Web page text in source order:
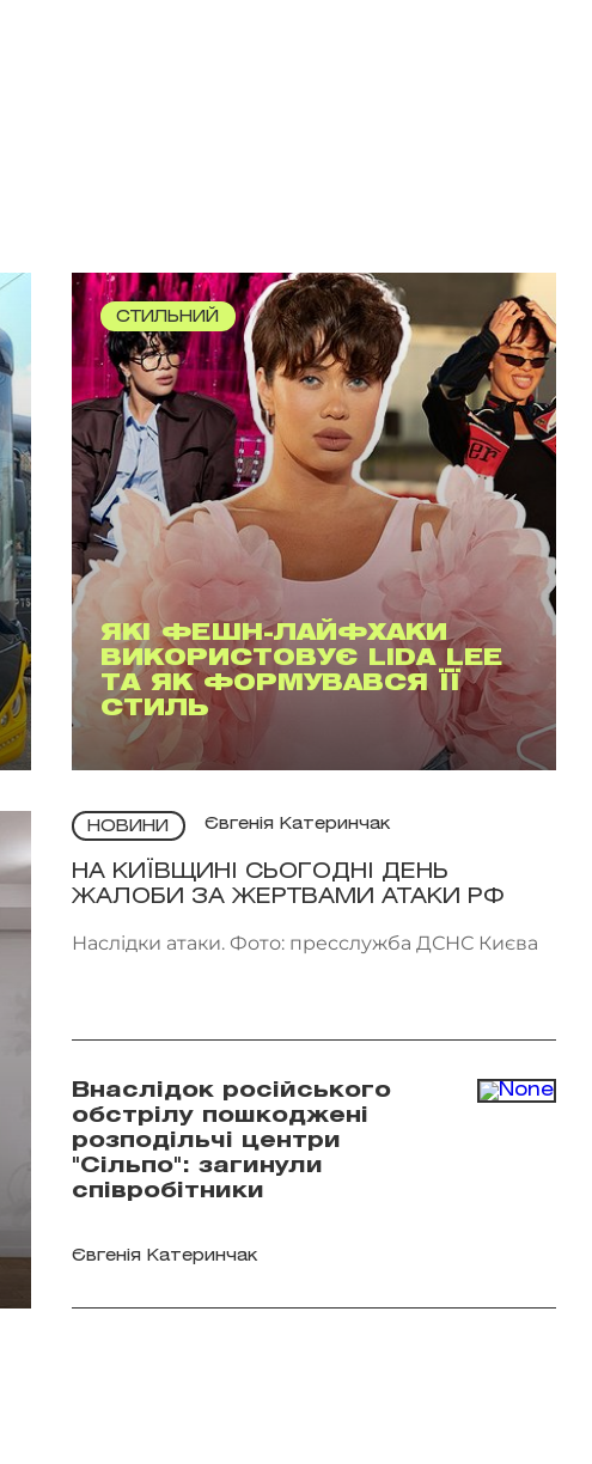
СТИЛЬНИЙ
ЯКІ ФЕШН-ЛАЙФХАКИ
ВИКОРИСТОВУЄ LIDA LEE
ТА ЯК ФОРМУВАВСЯ ЇЇ
СТИЛЬ
НОВИНИ Євгенія Катеринчак
НА КИЇВЩИНІ СЬОГОДНІ ДЕНЬ
ЖАЛОБИ ЗА ЖЕРТВАМИ АТАКИ РФ
Наслідки атаки. Фото: пресслужба ДСНС Києва
Внаслідок російського
обстрілу пошкоджені
розподільчі центри
"Сільпо": загинули
співробітники
Євгенія Катеринчак